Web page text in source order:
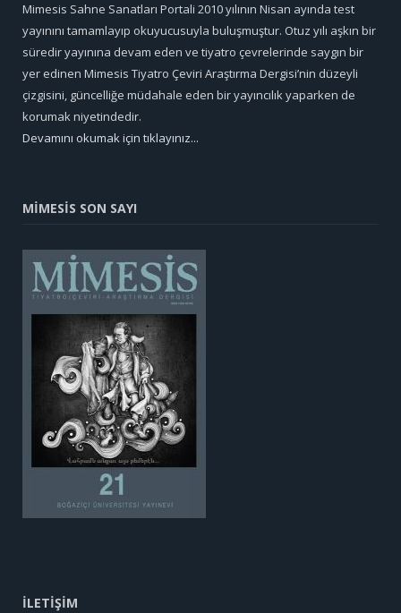
Mimesis Sahne Sanatları Portali 2010 yılının Nisan ayında test
yayınını tamamlayıp okuyucusuyla buluşmuştur. Otuz yılı aşkın bir
süredir yayınına devam eden ve tiyatro çevrelerinde saygın bir
yer edinen Mimesis Tiyatro Çeviri Araştırma Dergisi’nin düzeyli
çizgisini, güncelliğe müdahale eden bir yayıncılık yaparken de
korumak niyetindedir.
Devamını okumak için tıklayınız...
MİMESİS SON SAYI
İLETİŞİM